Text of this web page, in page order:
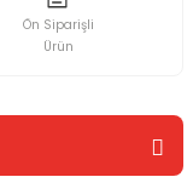
Ön Siparişli
Ürün